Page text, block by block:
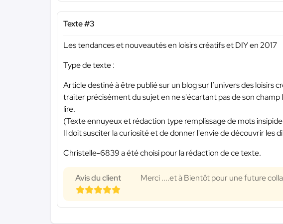
Texte #3
Les tendances et nouveautés en loisirs créatifs et DIY en 2017
Type de texte :
Article destiné à être publié sur un blog sur l’univers des loisirs
traiter précisément du sujet en ne s'écartant pas de son
lire.
(Texte ennuyeux et rédaction type remplissage de mots
Il doit susciter la curiosité et de donner l'envie de découvrir les
Christelle-6839 a été choisi pour la rédaction de ce texte.
Avis du client Merci ....et à Bientôt pour une future